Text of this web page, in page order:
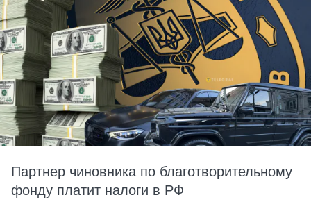
Партнер чиновника по благотворительному
фонду платит налоги в РФ